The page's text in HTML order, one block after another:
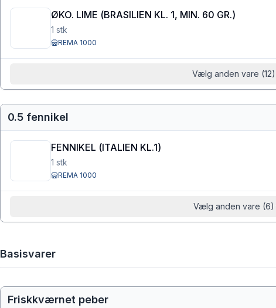
ØKO. LIME (BRASILIEN KL. 1, MIN. 60 GR.)
1 stk
REMA 1000
Vælg anden vare (12)
0.5 fennikel
FENNIKEL (ITALIEN KL.1)
1 stk
REMA 1000
Vælg anden vare (6)
Basisvarer
Friskkværnet peber